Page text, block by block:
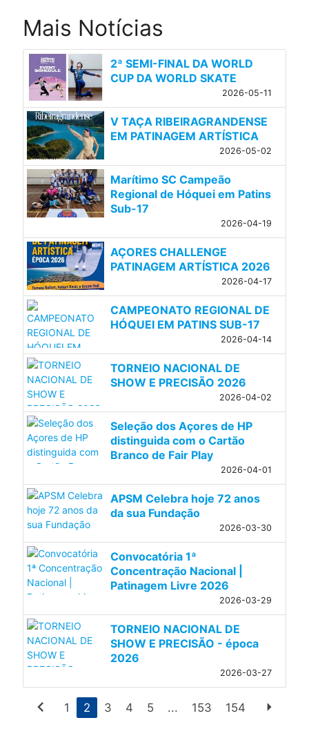
Mais Notícias
2ª SEMI-FINAL DA WORLD
CUP DA WORLD SKATE
2026-05-11
V TAÇA RIBEIRAGRANDENSE
EM PATINAGEM ARTÍSTICA
2026-05-02
Marítimo SC Campeão
Regional de Hóquei em Patins
Sub-17
2026-04-19
AÇORES CHALLENGE
PATINAGEM ARTÍSTICA 2026
2026-04-17
CAMPEONATO REGIONAL DE
HÓQUEI EM PATINS SUB-17
2026-04-14
TORNEIO NACIONAL DE
SHOW E PRECISÃO 2026
2026-04-02
Seleção dos Açores de HP
distinguida com o Cartão
Branco de Fair Play
2026-04-01
APSM Celebra hoje 72 anos
da sua Fundação
2026-03-30
Convocatória 1ª
Concentração Nacional |
Patinagem Livre 2026
2026-03-29
TORNEIO NACIONAL DE
SHOW E PRECISÃO - época
2026
2026-03-27
chevron_left 1 2 3 4 5 ... 153 154 arrow_right